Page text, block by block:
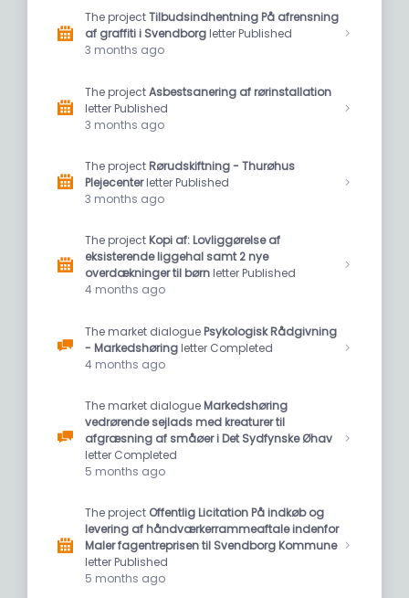
The projectTilbudsindhentning På afrensning
af graffiti i Svendborgletter Published
3 months ago
The projectAsbestsanering af rørinstallation
letter Published
3 months ago
The projectRørudskiftning - Thurøhus
Plejecenterletter Published
3 months ago
The projectKopi af: Lovliggørelse af
eksisterende liggehal samt 2 nye
overdækninger til børnletter Published
4 months ago
The market dialoguePsykologisk Rådgivning
- Markedshøringletter Completed
4 months ago
The market dialogueMarkedshøring
vedrørende sejlads med kreaturer til
afgræsning af småøer i Det Sydfynske Øhav
letter Completed
5 months ago
The project Offentlig Licitation På indkøb og
levering af håndværkerrammeaftale indenfor
Maler fagentreprisen til Svendborg Kommune
letter Published
5 months ago